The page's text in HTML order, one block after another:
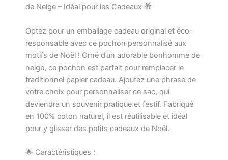
de Neige – Idéal pour les Cadeaux 🎁
Optez pour un emballage cadeau original et éco-
responsable avec ce pochon personnalisé aux
motifs de Noël ! Orné d’un adorable bonhomme de
neige, ce pochon est parfait pour remplacer le
traditionnel papier cadeau. Ajoutez une phrase de
votre choix pour personnaliser ce sac, qui
deviendra un souvenir pratique et festif. Fabriqué
en 100% coton naturel, il est réutilisable et idéal
pour y glisser des petits cadeaux de Noël.
🌟 Caractéristiques :